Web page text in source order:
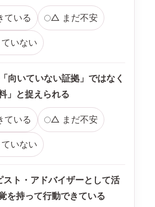
いる △ まだ不安
いない
向いていない証拠」ではなく
」と捉えられる
いる △ まだ不安
いない
スト・アドバイザーとして活
を持って行動できている